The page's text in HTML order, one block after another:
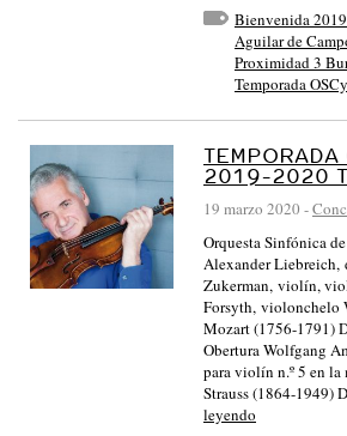
Bienvenida
Aguilar de
Proximidad 3
Temporada
2019-2020
19 marzo 2020 -
Orquesta Sinfónica
Alexander Liebreich,
Zukerman, violín,
Forsyth, violonchelo
Mozart (1756-1791)
Obertura Wolfgang
para violín n.º 5 en
Strauss (1864-1949)
leyendo